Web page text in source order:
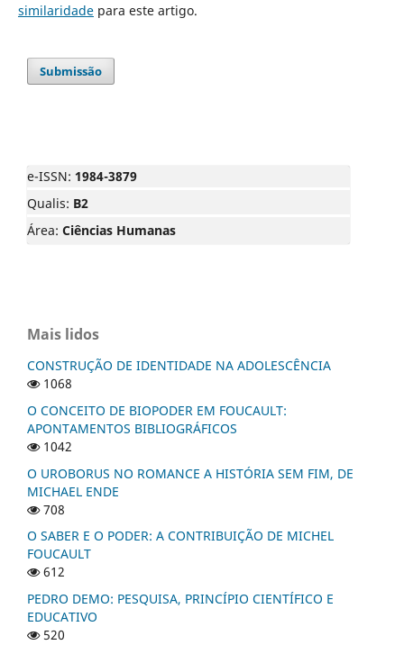
similaridadepara este artigo.
Submissão
e-ISSN: 1984-3879
Qualis: B2
Área: Ciências Humanas
Mais lidos
CONSTRUÇÃO DE IDENTIDADE NA ADOLESCÊNCIA
1068
O CONCEITO DE BIOPODER EM FOUCAULT:
APONTAMENTOS BIBLIOGRÁFICOS
1042
O UROBORUS NO ROMANCE A HISTÓRIA SEM FIM, DE
MICHAEL ENDE
708
O SABER E O PODER: A CONTRIBUIÇÃO DE MICHEL
FOUCAULT
612
PEDRO DEMO: PESQUISA, PRINCÍPIO CIENTÍFICO E
EDUCATIVO
520